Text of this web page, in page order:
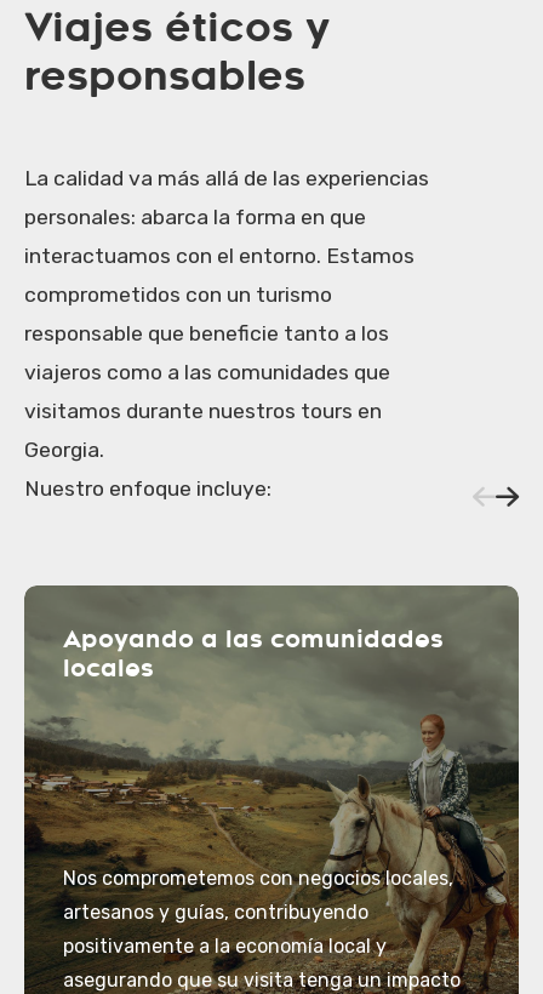
Viajes éticos y
responsables
La calidad va más allá de las experiencias
personales: abarca la forma en que
interactuamos con el entorno. Estamos
comprometidos con un turismo
responsable que beneficie tanto a los
viajeros como a las comunidades que
visitamos durante nuestros tours en
Georgia.
Nuestro enfoque incluye:
Apoyando a las comunidades
locales
Nos comprometemos con negocios locales,
artesanos y guías, contribuyendo
positivamente a la economía local y
asegurando que su visita tenga un impacto